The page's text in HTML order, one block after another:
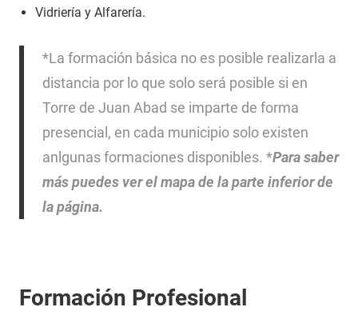
Vidriería y Alfarería.
*La formación básica no es posible realizarla a
distancia por lo que solo será posible si en
Torre de Juan Abad se imparte de forma
presencial, en cada municipio solo existen
anlgunas formaciones disponibles. *Para saber
más puedes ver el mapa de la parte inferior de
la página.
Formación Profesional